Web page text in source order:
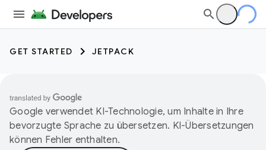
GET STARTED JETPACK
Google verwendet KI-Technologie, um Inhalte in Ihre
bevorzugte Sprache zu übersetzen. KI-Übersetzungen
können Fehler enthalten.